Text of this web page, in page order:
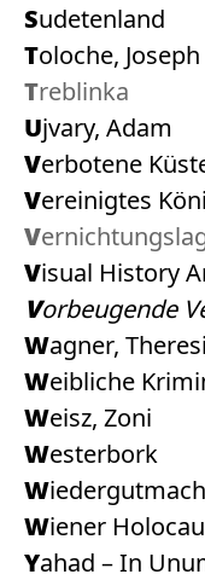
Sudetenland
Toloche, Joseph
Treblinka
Ujvary, Adam
Verbotene
Vereinigtes
Visual History
Vorbeugende
Wagner,
Weibliche
Weisz, Zoni
Westerbork
Wiener
Yahad – In